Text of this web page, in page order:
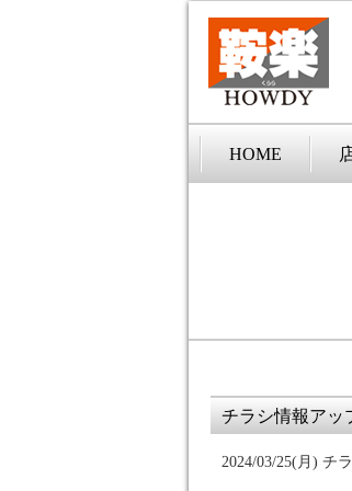
HOME
チラシ情報アッ
2024/03/25(月) チ